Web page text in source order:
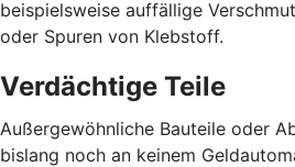
beispielsweise auffällige
oder Spuren von Klebstoff.
Verdächtige Teile
Außergewöhnliche Bauteile oder
bislang noch an keinem